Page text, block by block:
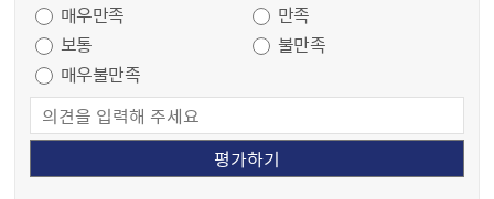
매우만족
만족
보통
불만족
매우불만족